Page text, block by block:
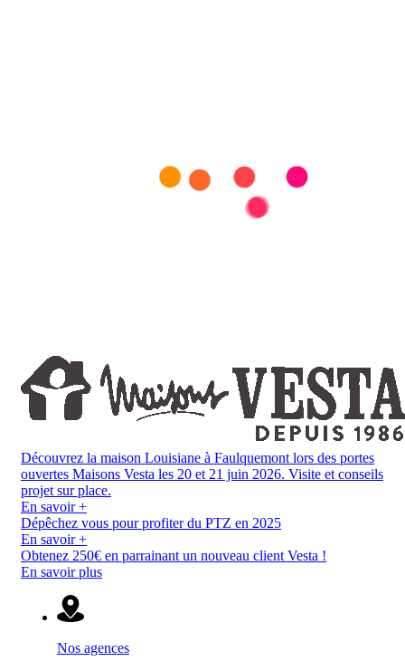
Découvrez la maison Louisiane à Faulquemont lors des portes
ouvertes Maisons Vesta les 20 et 21 juin 2026. Visite et conseils
projet sur place.
En savoir +
Dépêchez vous pour profiter du PTZ en 2025
En savoir +
Obtenez 250€ en parrainant un nouveau client Vesta !
En savoir plus
Nos agences